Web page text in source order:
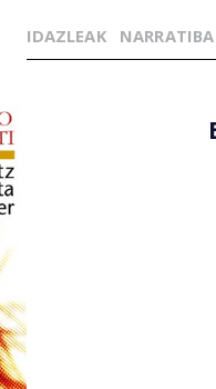
IDAZLEAK NARRATIBA